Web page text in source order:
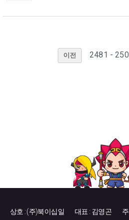
이전 2481 -
상호 : (주)북이십일 대표 : 김영곤